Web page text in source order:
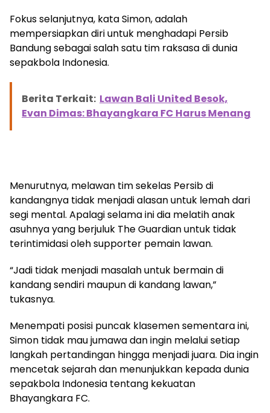
Fokus selanjutnya, kata Simon, adalah
mempersiapkan diri untuk menghadapi Persib
Bandung sebagai salah satu tim raksasa di dunia
sepakbola Indonesia.
Berita Terkait: Lawan Bali United Besok,
Evan Dimas: Bhayangkara FC Harus Menang
Menurutnya, melawan tim sekelas Persib di
kandangnya tidak menjadi alasan untuk lemah dari
segi mental. Apalagi selama ini dia melatih anak
asuhnya yang berjuluk The Guardian untuk tidak
terintimidasi oleh supporter pemain lawan.
“Jadi tidak menjadi masalah untuk bermain di
kandang sendiri maupun di kandang lawan,”
tukasnya.
Menempati posisi puncak klasemen sementara ini,
Simon tidak mau jumawa dan ingin melalui setiap
langkah pertandingan hingga menjadi juara. Dia ingin
mencetak sejarah dan menunjukkan kepada dunia
sepakbola Indonesia tentang kekuatan
Bhayangkara FC.